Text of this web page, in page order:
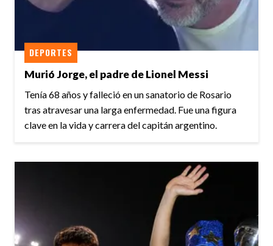
Murió Jorge, el padre de Lionel Messi
DEPORTES
Tenía 68 años y falleció en un sanatorio de Rosario
tras atravesar una larga enfermedad. Fue una figura
clave en la vida y carrera del capitán argentino.